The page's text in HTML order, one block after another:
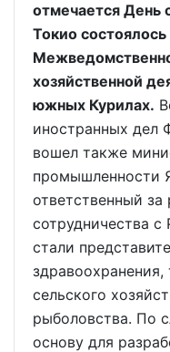
отмечается День
Токио
хозяйственной
южных Курилах.
иностранных дел
вошел также
промышленности
ответственный за
сотрудничества
стали
здравоохранения,
сельского
рыболовства. По
основу для